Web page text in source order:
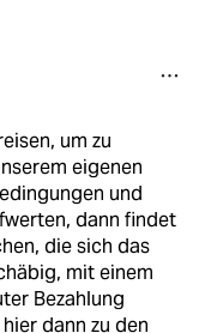
um zu
eigenen
und
dann findet
die sich das
mit einem
Bezahlung
dann zu den